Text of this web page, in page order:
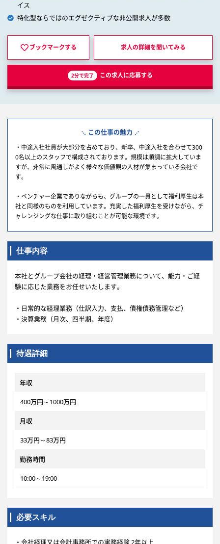
イス
特化型ならではのエグゼクティブな非公開求人が多数
ブックマークする 求人の詳細を聞いてみる
2分で完了 この求人に応募する
この仕事の魅力
・中途入社社員が大部分を占めており、新卒、中途入社を合わせて300
0名以上のスタッフで構成されております。規模は順調に拡大していま
すが、非常に風通しがよく様々な価値観の人材が集まっている会社で
す。
・ベンチャー企業でありながらも、グループの一員として福利厚生は本
社と同様のものを利用しています。充実した福利厚生を受けながら、チ
ャレンジングな仕事に取り組むことが可能な環境です。
仕事内容
本社とグループ会社の経理・経営管理業務について、能力・ご経
験に応じた業務をお任せいたします。
・日常的な経理業務（仕訳入力、支払、債権債務管理など）
・決算業務（月次、四半期、年度）
待遇詳細
年収
400万円～1000万円
月収
33万円～83万円
勤務時間
10:00～19:00
必要スキル
・会社経理又は会計事務所での実務経験 2年以上